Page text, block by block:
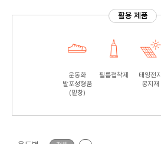
활용 제품
운동화
발포성형품
(밑창)
필름접착제
태양전지
봉지재